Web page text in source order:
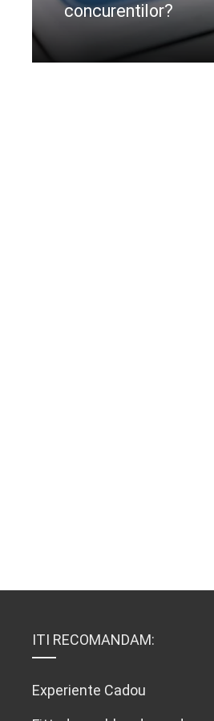
concurentilor?
CIteste mai departe
ITI RECOMANDAM:
Experiente Cadou